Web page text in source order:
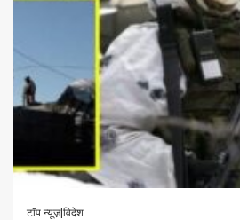
टॉप न्यूज़|विदेश